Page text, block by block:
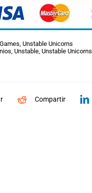
, Unstable Unicorns
, Unstable, Unstable Unicorns
Compartir